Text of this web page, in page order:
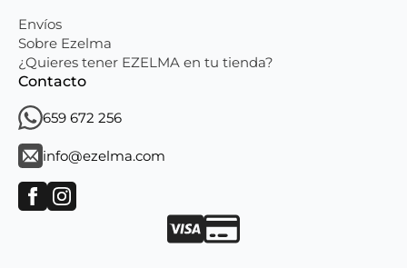
Envíos
Sobre Ezelma
¿Quieres tener EZELMA en tu tienda?
Contacto
659 672 256
info@ezelma.com